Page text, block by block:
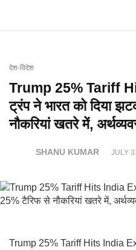
देश-विदेश
Trump 25% Tariff
ट्रंप ने भारत को दिया
नौकरियां खतरे में,
SHANU KUMAR JULY
Trump 25% Tariff Hits India